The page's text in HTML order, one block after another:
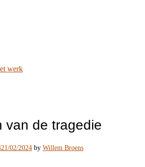
werk
van de tragedie
21/02/2024 by Willem Broens